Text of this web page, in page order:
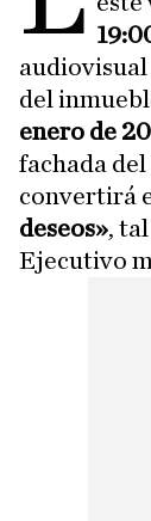
audiovisual
del
enero de
fachada
convertirá
deseos»,
Ejecutivo